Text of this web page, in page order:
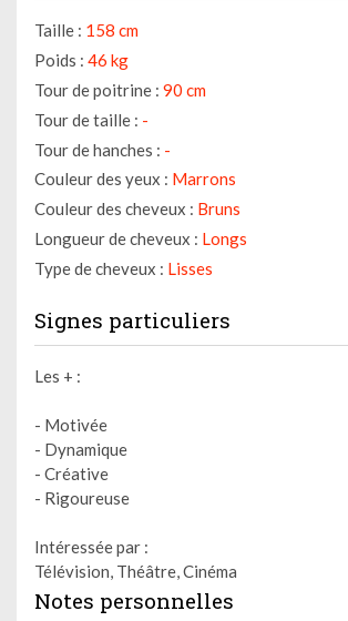
Taille : 158 cm
Poids : 46 kg
Tour de poitrine : 90 cm
Tour de taille : -
Tour de hanches : -
Couleur des yeux : Marrons
Couleur des cheveux : Bruns
Longueur de cheveux : Longs
Type de cheveux : Lisses
Signes particuliers
Les + :
- Motivée
- Dynamique
- Créative
- Rigoureuse
Intéressée par :
Télévision, Théâtre, Cinéma
Notes personnelles